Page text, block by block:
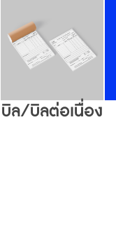
บิล/บิลต่อเนื่อง